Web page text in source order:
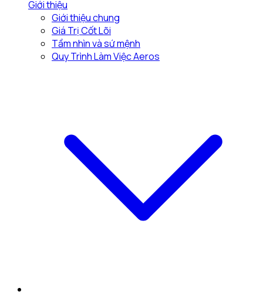
Giới thiệu
Giới thiệu chung
Giá Trị Cốt Lõi
Tầm nhìn và sứ mệnh
Quy Trình Làm Việc Aeros